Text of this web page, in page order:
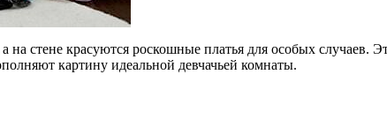
стене красуются роскошные платья для особых случаев.
картину идеальной девчачьей комнаты.